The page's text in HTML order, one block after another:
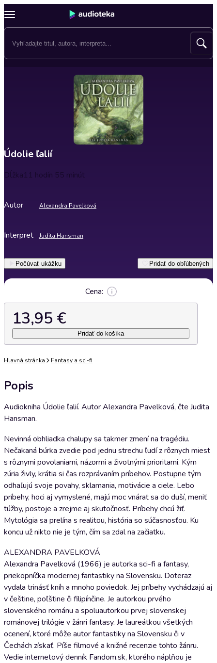
Údolie ľalií
Dĺžka11 hodín 55 minút
Autor Alexandra Pavelková
Interpret Judita Hansman
Počúvať ukážku Pridať do obľúbených
Cena:
13,95 €
Pridať do košíka
Hlavná stránka Fantasy a sci-fi
Popis
Audiokniha Údolie ľalií. Autor Alexandra Pavelková, čte Judita
Hansman.
Nevinná obhliadka chalupy sa takmer zmení na tragédiu.
Nečakaná búrka zvedie pod jednu strechu ľudí z rôznych miest
s rôznymi povolaniami, názormi a životnými prioritami. Kým
zúria živly, krátia si čas rozprávaním príbehov. Postupne tým
odhaľujú svoje povahy, sklamania, motivácie a ciele. Lebo
príbehy, hoci aj vymyslené, majú moc vnárať sa do duší, meniť
túžby, postoje a zrejme aj skutočnosť. Príbehy chcú žiť.
Mytológia sa prelína s realitou, história so súčasnosťou. Ku
koncu už nikto nie je tým, čím sa zdal na začiatku.
ALEXANDRA PAVELKOVÁ
Alexandra Pavelková (1966) je autorka sci-fi a fantasy,
priekopníčka modernej fantastiky na Slovensku. Doteraz
vydala trinásť kníh a mnoho poviedok. Jej príbehy vychádzajú aj
v češtine, poľštine či filipínčine. Je autorkou prvého
slovenského románu a spoluautorkou prvej slovenskej
románovej trilógie v žánri fantasy. Je laureátkou všetkých
ocenení, ktoré môže autor fantastiky na Slovensku či v
Čechách získať. Píše filmové a knižné recenzie tohto žánru.
Vedie internetový denník Fandom.sk, ktorého náplňou je